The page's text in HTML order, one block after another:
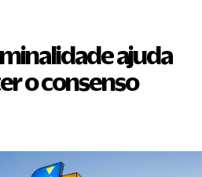
ajuda
o consenso